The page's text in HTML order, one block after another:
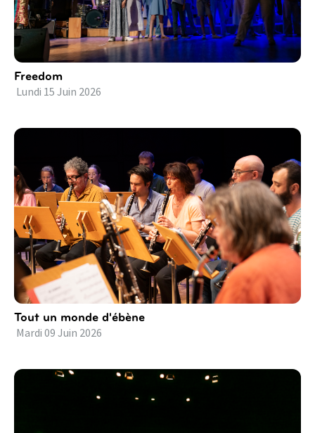
Freedom
Lundi 15 Juin 2026
Tout un monde d'ébène
Mardi 09 Juin 2026